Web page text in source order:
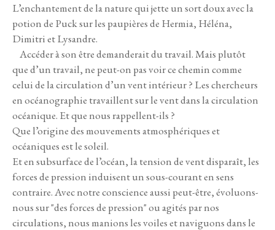
L’enchantement de la nature qui jette un sort doux avec la
potion de Puck sur les paupières de Hermia, Héléna,
Dimitri et Lysandre.
Accéder à son être demanderait du travail. Mais plutôt
que d’un travail, ne peut-on pas voir ce chemin comme
celui de la circulation d’un vent intérieur ? Les chercheurs
en océanographie travaillent sur le vent dans la circulation
océanique. Et que nous rappellent-ils ?
Que l’origine des mouvements atmosphériques et
océaniques est le soleil.
Et en subsurface de l’océan, la tension de vent disparaît, les
forces de pression induisent un sous-courant en sens
contraire. Avec notre conscience aussi peut-être, évoluons-
nous sur "des forces de pression" ou agités par nos
circulations, nous manions les voiles et naviguons dans le